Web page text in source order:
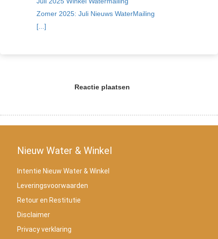
Zomer 2025: Juli Nieuws WaterMailing
[...]
Reactie plaatsen
Nieuw Water & Winkel
Intentie Nieuw Water & Winkel
Leveringsvoorwaarden
Retour en Restitutie
Disclaimer
Privacy verklaring